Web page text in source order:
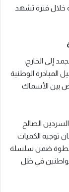
خلال فترة تشهد
إلى الخارج،
المبادرة الوطنية
بين الأسماك
الصالح
توجيه الكميات
الخطوة ضمن سلسلة
في ظل